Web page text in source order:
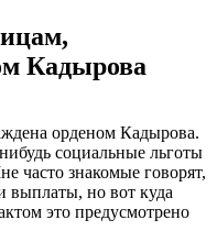
Кадырова
орденом Кадырова.
социальные льготы
часто знакомые говорят,
выплаты, но вот куда
это предусмотрено